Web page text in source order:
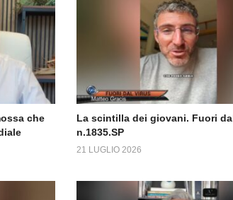
che
La scintilla dei giovani. Fuori
n.1835.SP
21 LUGLIO 2026